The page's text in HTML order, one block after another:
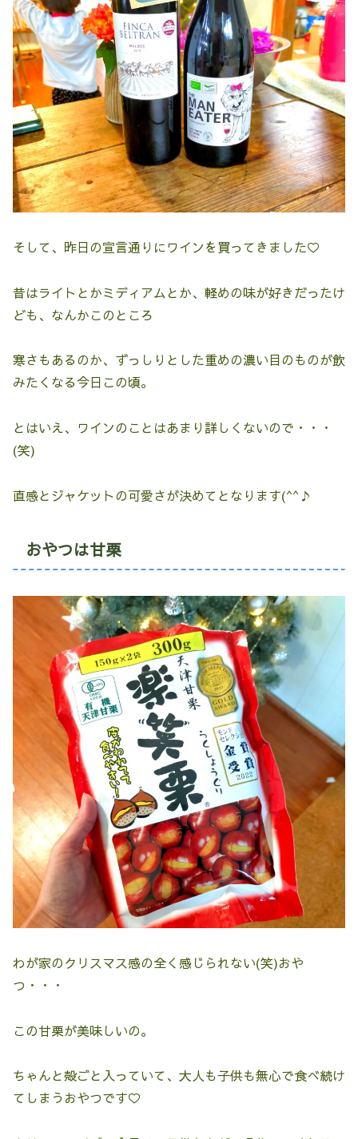
そして、昨日の宣言通りにワインを買ってきました♡
昔はライトとかミディアムとか、軽めの味が好きだったけ
ども、なんかこのところ
寒さもあるのか、ずっしりとした重めの濃い目のものが飲
みたくなる今日この頃。
とはいえ、ワインのことはあまり詳しくないので・・・
(笑)
直感とジャケットの可愛さが決めてとなります(^^♪
おやつは甘栗
わが家のクリスマス感の全く感じられない(笑)おや
つ・・・
この甘栗が美味しいの。
ちゃんと殻ごと入っていて、大人も子供も無心で食べ続け
てしまうおやつです♡